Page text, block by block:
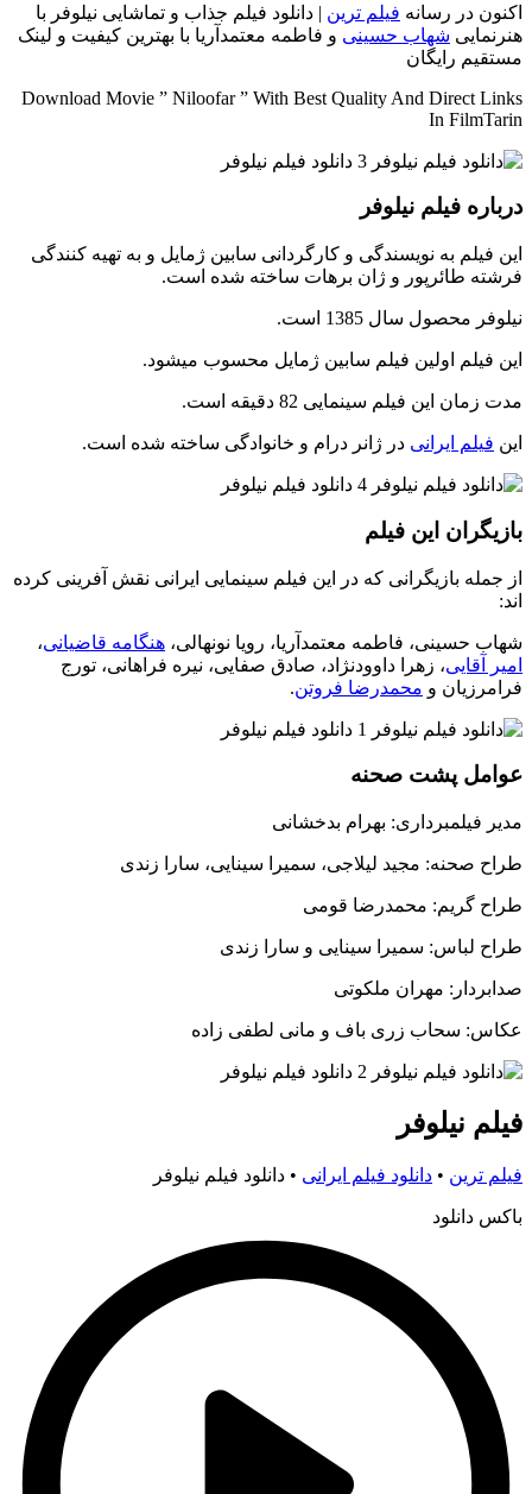
اکنون در رسانه فیلم ترین | دانلود فیلم جذاب و تماشایی نیلوفر با
هنرنمایی شهاب حسینی و فاطمه معتمدآریا با بهترین کیفیت و لینک
مستقیم رایگان
Download Movie ” Niloofar ” With Best Quality And Direct Links
In FilmTarin
درباره فیلم نیلوفر
این فیلم به نویسندگی و کارگردانی سابین ژمایل و به تهیه کنندگی
فرشته طائرپور و ژان برهات ساخته شده است.
نیلوفر محصول سال 1385 است.
این فیلم اولین فیلم سابین ژمایل محسوب میشود.
مدت زمان این فیلم سینمایی 82 دقیقه است.
این فیلم ایرانی در ژانر درام و خانوادگی ساخته شده است.
بازیگران این فیلم
از جمله بازیگرانی که در این فیلم سینمایی ایرانی نقش آفرینی کرده
اند:
شهاب حسینی، فاطمه معتمدآریا، رویا نونهالی، هنگامه قاضیانی،
امیر آقایی، زهرا داوودنژاد، صادق صفایی، نیره فراهانی، تورج
فرامرزیان و محمدرضا فروتن.
عوامل پشت صحنه
مدیر فیلمبرداری: بهرام بدخشانی
طراح صحنه: مجید لیلاجی، سمیرا سینایی، سارا زندی
طراح گریم: محمدرضا قومی
طراح لباس: سمیرا سینایی و سارا زندی
صدابردار: مهران ملکوتی
عکاس: سحاب زری باف و مانی لطفی زاده
فیلم نیلوفر
فیلم ترین • دانلود فیلم ایرانی • دانلود فیلم نیلوفر
باکس دانلود